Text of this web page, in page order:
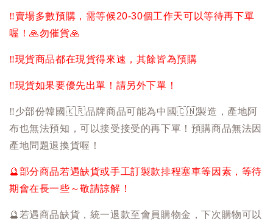
‼️賣場多數預購，需等候20-30個工作天可以等待再下單
喔！🙏勿催貨🙏
‼️現貨商品都在現貨得來速，其餘皆為預購
‼️現貨如果要優先出單！請另外下單！
‼️少部份韓國 🇰🇷品牌商品可能為中國🇨🇳製造，產地阿
布也無法預知，可以接受接受的再下單！預購商品無法因
產地問題退換貨喔！
🔮部分商品若遇缺貨或手工訂製款排程塞車等因素，等待
期會在長一些～敬請諒解！
🔮 若遇商品缺貨，統一退款至會員購物金，下次購物可以